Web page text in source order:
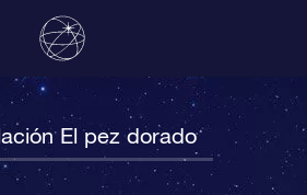
El pez dorado